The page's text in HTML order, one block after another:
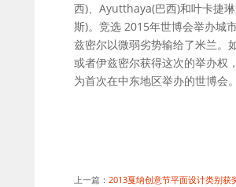
西)、Ayutthaya(巴西)和叶卡捷
斯)。竞选 2015年世博会举办城
兹密尔以微弱劣势输给了米兰。
或者伊兹密尔获得这次的举办权
为首次在中东地区举办的世博会。
上一篇： 2013戛纳创意节平面设计类别获